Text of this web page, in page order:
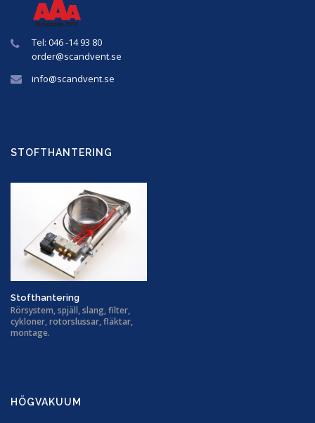
Tel: 046 -14 93 80
order@scandvent.se
info@scandvent.se
STOFTHANTERING
Stofthantering
Rörsystem, spjäll, slang, filter,
cykloner, rotorslussar, fläktar,
montage.
HÖGVAKUUM